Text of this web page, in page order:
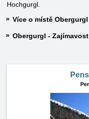
Hochgurgl.
Více o místě
Obergurgl -